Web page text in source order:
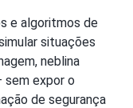
e algoritmos de
situações
neblina
sem expor o
de segurança